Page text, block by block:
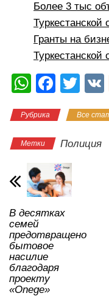
Более 3 тыс
Туркестанской
Гранты на
Туркестанской
W
at
s
p
p
F
c
e
b
o
o
k
T
tt
er
Рубрика Все
Метки Полиция
В десятках
семей
предотвращено
бытовое
насилие
благодаря
проекту
«Onege»